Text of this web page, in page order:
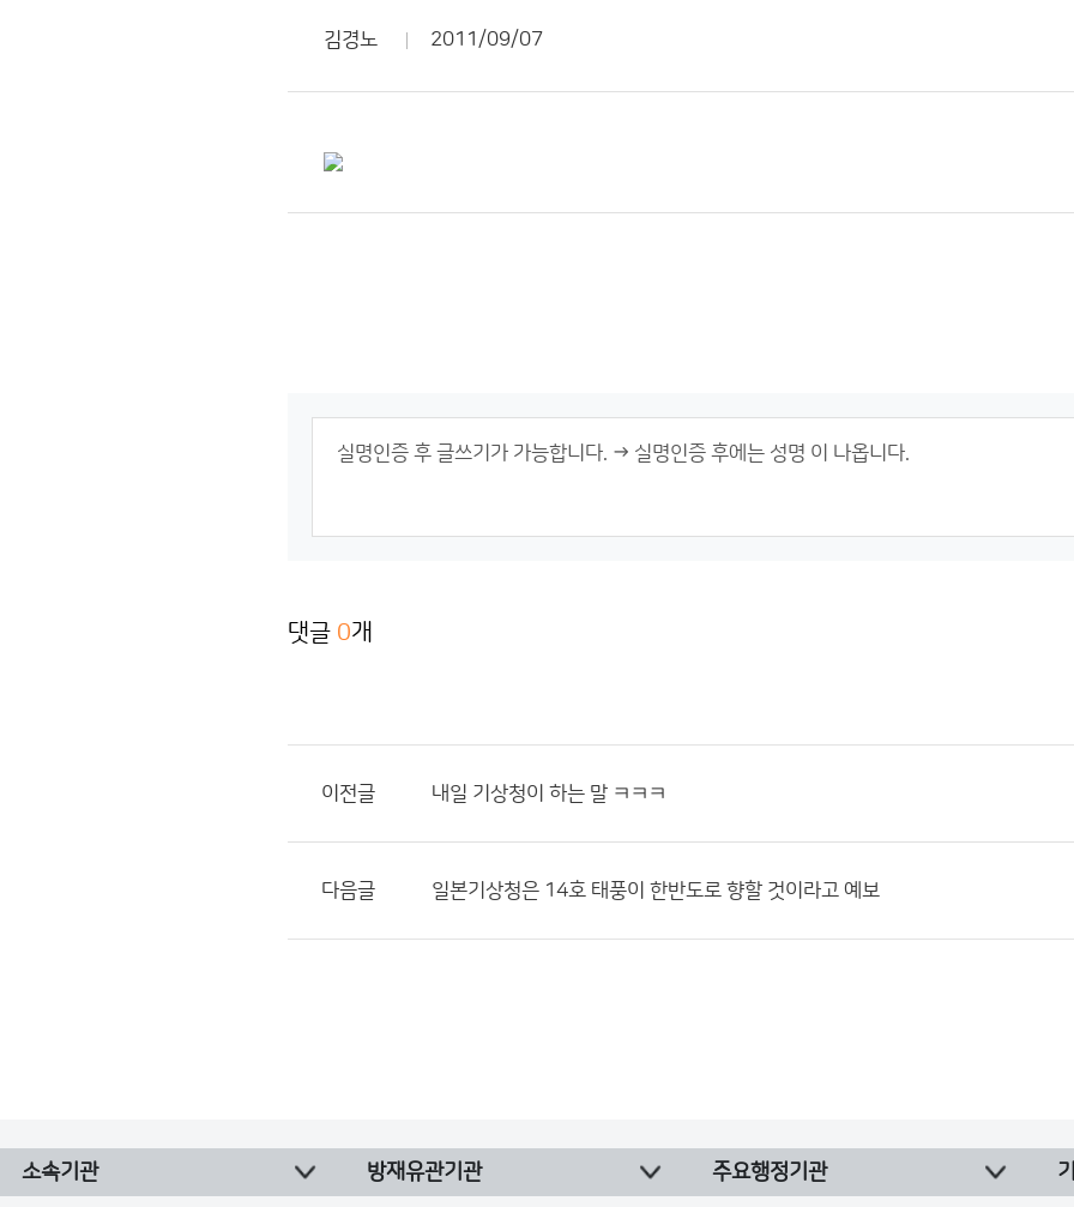
김경노 2011/09/07
댓글 0개
이전글 내일 기상청이 하는 말 ㅋㅋㅋ
다음글 일본기상청은 14호 태풍이 한반도로 향할 것이라고 예보
소속기관 방재유관기관 주요행정기관